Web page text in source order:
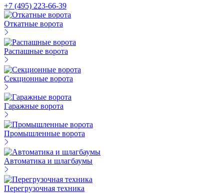
+7 (495) 223-66-39
Откатные ворота
Распашные ворота
Секционные ворота
Гаражные ворота
Промышленные ворота
Автоматика и шлагбаумы
Перегрузочная техника